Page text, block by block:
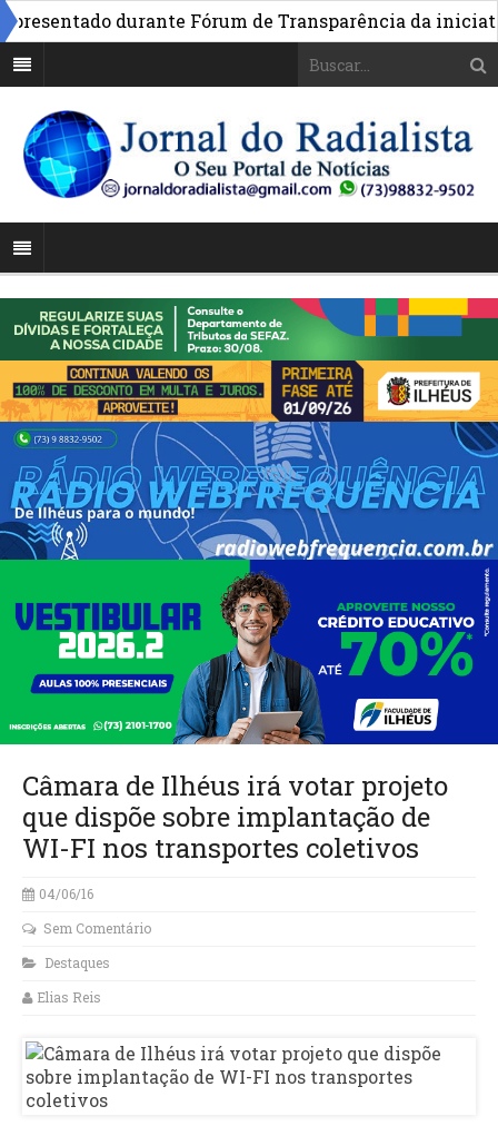
durante Fórum de Transparência da iniciativa
Câmara de Ilhéus irá votar projeto
que dispõe sobre implantação de
WI-FI nos transportes coletivos
04/06/16
Sem Comentário
Destaques
Elias Reis